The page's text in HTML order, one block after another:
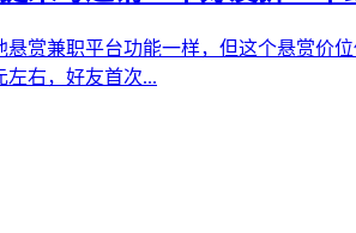
赏兼职平台功能一样，但这个悬赏价
左右，好友首次...